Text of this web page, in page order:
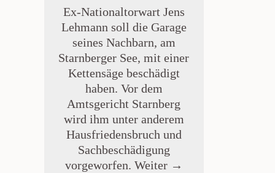
Ex-Nationaltorwart Jens
Lehmann soll die Garage
seines Nachbarn, am
Starnberger See, mit einer
Kettensäge beschädigt
haben. Vor dem
Amtsgericht Starnberg
wird ihm unter anderem
Hausfriedensbruch und
Sachbeschädigung
vorgeworfen. Weiter →